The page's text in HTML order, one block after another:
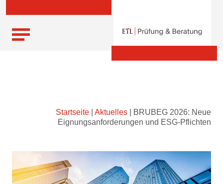
Startseite Aktuelles
BRUBEG 2026: Neue
Eignungsanforderungen und ESG-Pflichten